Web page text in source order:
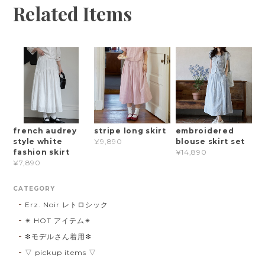
Related Items
french audrey
style white
fashion skirt
¥7,890
stripe long skirt
¥9,890
embroidered
blouse skirt set
¥14,890
CATEGORY
Erz. Noir レトロシック
✴︎ HOT アイテム✴︎
❇︎モデルさん着用❇︎
▽ pickup items ▽